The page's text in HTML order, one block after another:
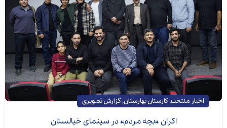
اخبار منتخب, کارستان بهارستان, گزارش تصویری
اکران «بچه مردم» در سینمای خیالستان